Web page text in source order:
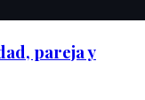
pareja y